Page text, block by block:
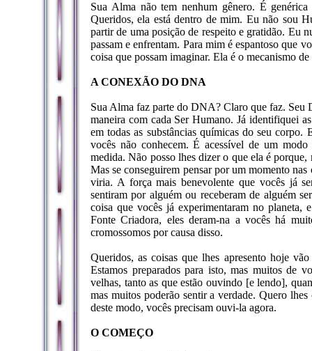
Sua Alma não tem nenhum gênero. É
Queridos, ela está dentro de mim. Eu não sou
partir de uma posição de respeito e gratidão. Eu
passam e enfrentam. Para mim é espantoso que
coisa que possam imaginar. Ela é o mecanismo
A CONEXÃO DO DNA
Sua Alma faz parte do DNA? Claro que faz. Seu
maneira com cada Ser Humano. Já identifiquei
em todas as substâncias químicas do seu
vocês não conhecem. É acessível de um
medida. Não posso lhes dizer o que ela é
Mas se conseguirem pensar por um momento
viria. A força mais benevolente que vocês já
sentiram por alguém ou receberam de alguém
coisa que vocês já experimentaram no planeta,
Fonte Criadora, eles deram-na a vocês há
cromossomos por causa disso.
Queridos, as coisas que lhes apresento hoje
Estamos preparados para isto, mas muitos de
velhas, tanto as que estão ouvindo [e lendo],
mas muitos poderão sentir a verdade. Quero
deste modo, vocês precisam ouvi-la agora.
O COMEÇO